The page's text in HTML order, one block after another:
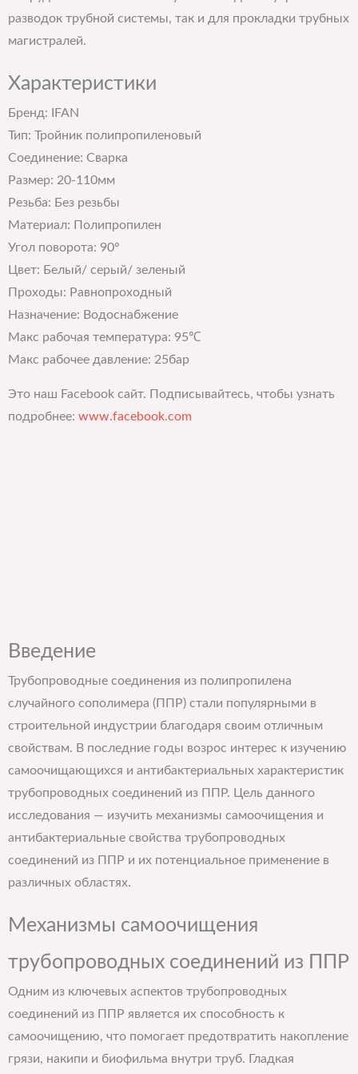
разводок трубной системы, так и для прокладки трубных
магистралей.
Характеристики
Бренд: IFAN
Тип: Тройник полипропиленовый
Соединение: Сварка
Размер: 20-110мм
Резьба: Без резьбы
Материал: Полипропилен
Угол поворота: 90°
Цвет: Белый/ серый/ зеленый
Проходы: Равнопроходный
Назначение: Водоснабжение
Макс рабочая температура: 95℃
Макс рабочее давление: 25бар
Это наш Facebook сайт. Подписывайтесь, чтобы узнать
подробнее: www.facebook.com
Введение
Трубопроводные соединения из полипропилена
случайного сополимера (ППР) стали популярными в
строительной индустрии благодаря своим отличным
свойствам. В последние годы возрос интерес к изучению
самоочищающихся и антибактериальных характеристик
трубопроводных соединений из ППР. Цель данного
исследования — изучить механизмы самоочищения и
антибактериальные свойства трубопроводных
соединений из ППР и их потенциальное применение в
различных областях.
Механизмы самоочищения
трубопроводных соединений из ППР
Одним из ключевых аспектов трубопроводных
соединений из ППР является их способность к
самоочищению, что помогает предотвратить накопление
грязи, накипи и биофильма внутри труб. Гладкая